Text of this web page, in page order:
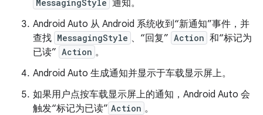
MessagingStyle 通知。
Android Auto 从 Android 系统收到“新通知”事件，并
查找 MessagingStyle 、“回复” Action 和“标记为
已读” Action 。
Android Auto 生成通知并显示于车载显示屏上。
如果用户点按车载显示屏上的通知，Android Auto 会
触发“标记为已读” Action 。